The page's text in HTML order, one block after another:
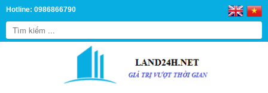
Hotline: 0986866790